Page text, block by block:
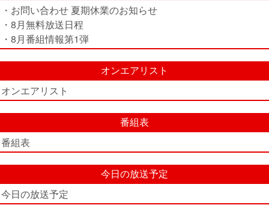
・お問い合わせ 夏期休業のお知らせ
・8月無料放送日程
・8月番組情報第1弾
オンエアリスト
オンエアリスト
番組表
番組表
今日の放送予定
今日の放送予定